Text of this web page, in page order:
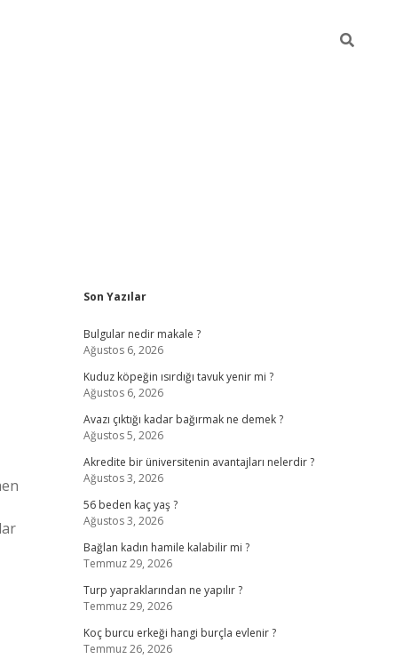
Sidebar
Son Yazılar
Bulgular nedir makale ?
Ağustos 6, 2026
Kuduz köpeğin ısırdığı tavuk yenir mi ?
Ağustos 6, 2026
Avazı çıktığı kadar bağırmak ne demek ?
Ağustos 5, 2026
Akredite bir üniversitenin avantajları nelerdir ?
Ağustos 3, 2026
56 beden kaç yaş ?
Ağustos 3, 2026
Bağlan kadın hamile kalabilir mi ?
Temmuz 29, 2026
Turp yapraklarından ne yapılır ?
Temmuz 29, 2026
Koç burcu erkeği hangi burçla evlenir ?
Temmuz 26, 2026